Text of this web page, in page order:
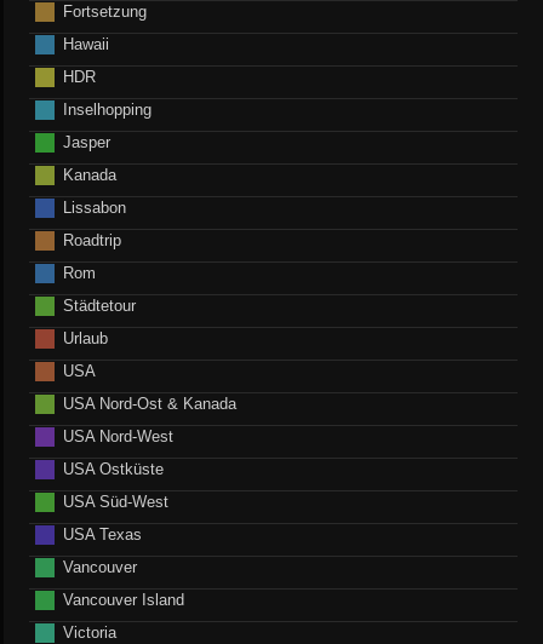
Fortsetzung
Hawaii
HDR
Inselhopping
Jasper
Kanada
Lissabon
Roadtrip
Rom
Städtetour
Urlaub
USA
USA Nord-Ost & Kanada
USA Nord-West
USA Ostküste
USA Süd-West
USA Texas
Vancouver
Vancouver Island
Victoria